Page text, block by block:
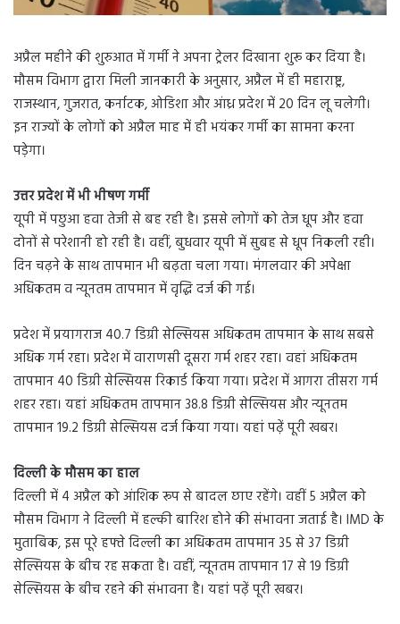
अप्रैल महीने की शुरुआत में गर्मी ने अपना ट्रेलर दिखाना शुरू कर दिया है।
मौसम विभाग द्वारा मिली जानकारी के अनुसार, अप्रैल में ही महाराष्ट्र,
राजस्थान, गुजरात, कर्नाटक, ओडिशा और आंध्र प्रदेश में 20 दिन लू चलेगी।
इन राज्यों के लोगों को अप्रैल माह में ही भयंकर गर्मी का सामना करना
पडे़गा।
उत्तर प्रदेश में भी भीषण गर्मी
यूपी में पछुआ हवा तेजी से बह रही है। इससे लोगों को तेज धूप और हवा
दोनों से परेशानी हो रही है। वहीं, बुधवार यूपी में सुबह से धूप निकली रही।
दिन चढ़ने के साथ तापमान भी बढ़ता चला गया। मंगलवार की अपेक्षा
अधिकतम व न्यूनतम तापमान में वृद्धि दर्ज की गई।
प्रदेश में प्रयागराज 40.7 डिग्री सेल्सियस अधिकतम तापमान के साथ सबसे
अधिक गर्म रहा। प्रदेश में वाराणसी दूसरा गर्म शहर रहा। वहां अधिकतम
तापमान 40 डिग्री सेल्सियस रिकार्ड किया गया। प्रदेश में आगरा तीसरा गर्म
शहर रहा। यहां अधिकतम तापमान 38.8 डिग्री सेल्सियस और न्यूनतम
तापमान 19.2 डिग्री सेल्सियस दर्ज किया गया। यहां पढ़ें पूरी खबर।
दिल्ली के मौसम का हाल
दिल्ली में 4 अप्रैल को आंशिक रूप से बादल छाए रहेंगे। वहीं 5 अप्रैल को
मौसम विभाग ने दिल्ली में हल्की बारिश होने की संभावना जताई है। IMD के
मुताबिक, इस पूरे हफ्ते दिल्ली का अधिकतम तापमान 35 से 37 डिग्री
सेल्सियस के बीच रह सकता है। वहीं, न्यूनतम तापमान 17 से 19 डिग्री
सेल्सियस के बीच रहने की संभावना है। यहां पढ़ें पूरी खबर।